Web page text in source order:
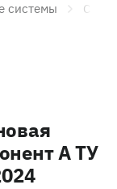
системы
А ТУ